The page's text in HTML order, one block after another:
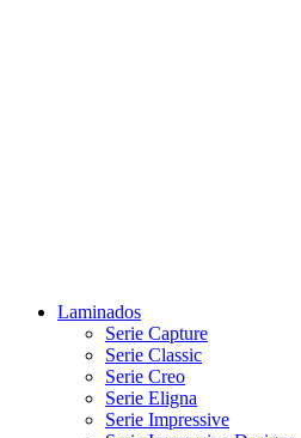
Laminados
Serie Capture
Serie Classic
Serie Creo
Serie Eligna
Serie Impressive